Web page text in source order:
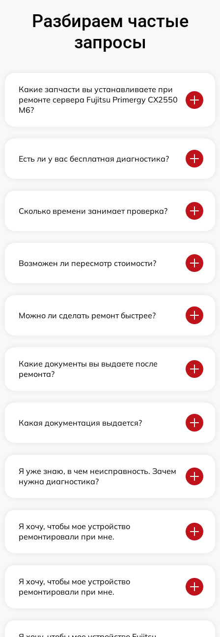
Разбираем частые
запросы
Какие запчасти вы устанавливаете при
ремонте сервера Fujitsu Primergy CX2550
M6?
Есть ли у вас бесплатная диагностика?
Сколько времени занимает проверка?
Возможен ли пересмотр стоимости?
Можно ли сделать ремонт быстрее?
Какие документы вы выдаете после
ремонта?
Какая документация выдается?
Я уже знаю, в чем неисправность. Зачем
нужна диагностика?
Я хочу, чтобы мое устройство
ремонтировали при мне.
Я хочу, чтобы мое устройство
ремонтировали при мне.